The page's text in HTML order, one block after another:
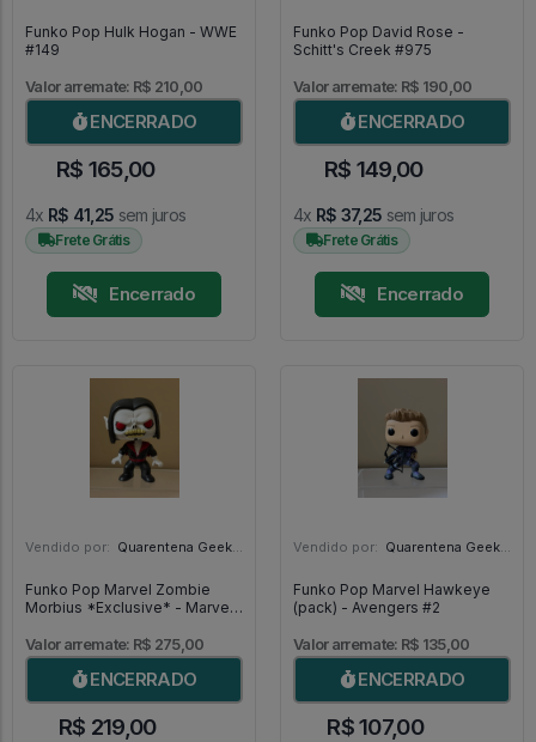
Funko Pop Hulk Hogan - WWE
#149
Valor arremate: R$ 210,00
ENCERRADO
R$ 165,00
4x R$ 41,25 sem juros
Frete Grátis
Encerrado
Funko Pop David Rose -
Schitt's Creek #975
Valor arremate: R$ 190,00
ENCERRADO
R$ 149,00
4x R$ 37,25 sem juros
Frete Grátis
Encerrado
Vendido por: Quarentena Geek Store - SP
Funko Pop Marvel Zombie
Morbius *Exclusive* - Marvel
Valor arremate: R$ 275,00
ENCERRADO
R$ 219,00
Vendido por: Quarentena Geek Store - SP
Funko Pop Marvel Hawkeye
(pack) - Avengers #2
Valor arremate: R$ 135,00
ENCERRADO
R$ 107,00